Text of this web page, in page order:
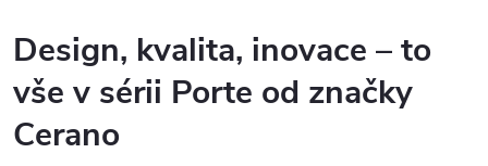
Design, kvalita, inovace – to
vše v sérii Porte od značky
Cerano